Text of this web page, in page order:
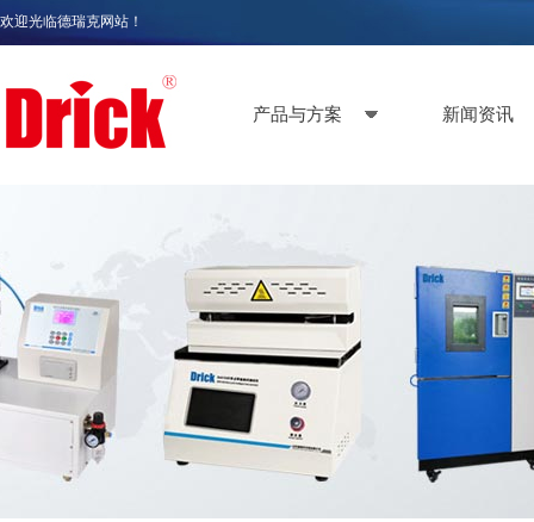
欢迎光临德瑞克网站！
产品与方案 新闻资讯